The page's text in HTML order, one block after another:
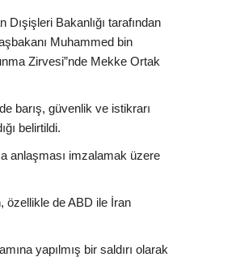
Bakanlığı tarafından
Muhammed bin
Zirvesi”nde Mekke Ortak
barış, güvenlik ve istikrarı
belirtildi.
anlaşması imzalamak üzere
özellikle de ABD ile İran
yapılmış bir saldırı olarak